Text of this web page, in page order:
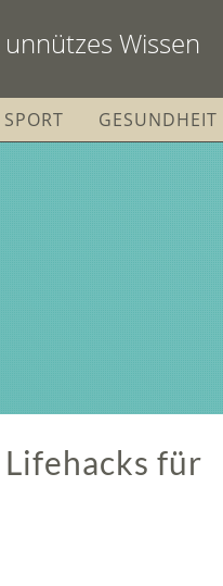
Wissen
SPORT GESUNDHEIT
für